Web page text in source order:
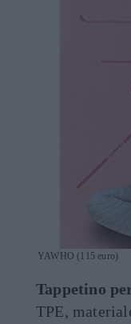
YAWHO (115 euro)
Tappetino
TPE,